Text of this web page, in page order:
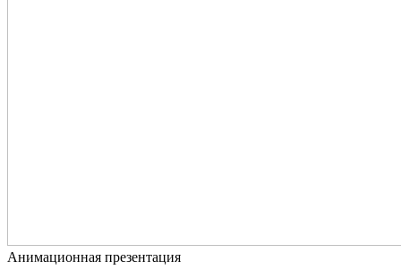
Анимационная презентация